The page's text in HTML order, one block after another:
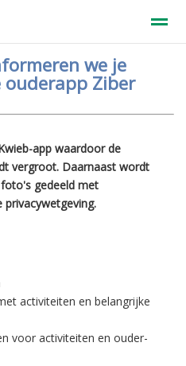
we je
Ziber
app waardoor de
vergroot. Daarnaast wordt
gedeeld met
privacywetgeving.
activiteiten en belangrijke
voor activiteiten en ouder-